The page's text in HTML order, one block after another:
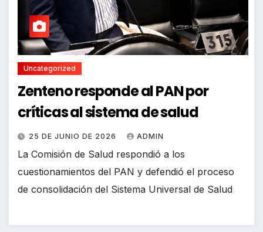
Uncategorized
Zenteno responde al PAN por
críticas al sistema de salud
25 DE JUNIO DE 2026 ADMIN
La Comisión de Salud respondió a los
cuestionamientos del PAN y defendió el proceso
de consolidación del Sistema Universal de Salud